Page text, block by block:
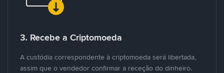
3. Recebe a Criptomoeda
A custódia correspondente à criptomoeda será libertada,
assim que o vendedor confirmar a receção do dinheiro.